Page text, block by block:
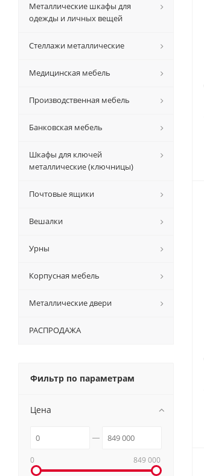
Металлические шкафы для
одежды и личных вещей
Стеллажи металлические
Медицинская мебель
Производственная мебель
Банковская мебель
Шкафы для ключей
металлические (ключницы)
Почтовые ящики
Вешалки
Урны
Корпусная мебель
Металлические двери
РАСПРОДАЖА
Фильтр по параметрам
Цена
0 849 000